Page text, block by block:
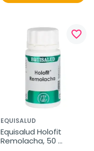
favorite_border
EQUISALUD
Equisalud Holofit
Remolacha, 50